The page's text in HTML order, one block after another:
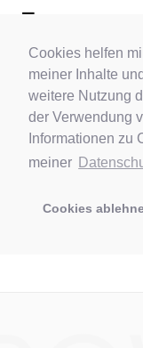
Cookies helfen
meiner Inhalte
weitere Nutzung
der Verwendung
Informationen zu
meiner
Cookies